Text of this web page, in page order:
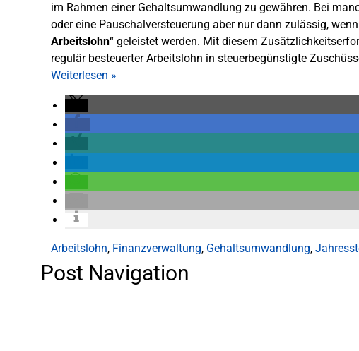
im Rahmen einer Gehaltsumwandlung zu gewähren. Bei
oder eine Pauschalversteuerung aber nur dann zulässig, wenn
Arbeitslohn“ geleistet werden. Mit diesem
regulär besteuerter Arbeitslohn in steuerbegünstigte
Weiterlesen »
Arbeitslohn, Finanzverwaltung, Gehaltsumwandlung,
Post Navigation